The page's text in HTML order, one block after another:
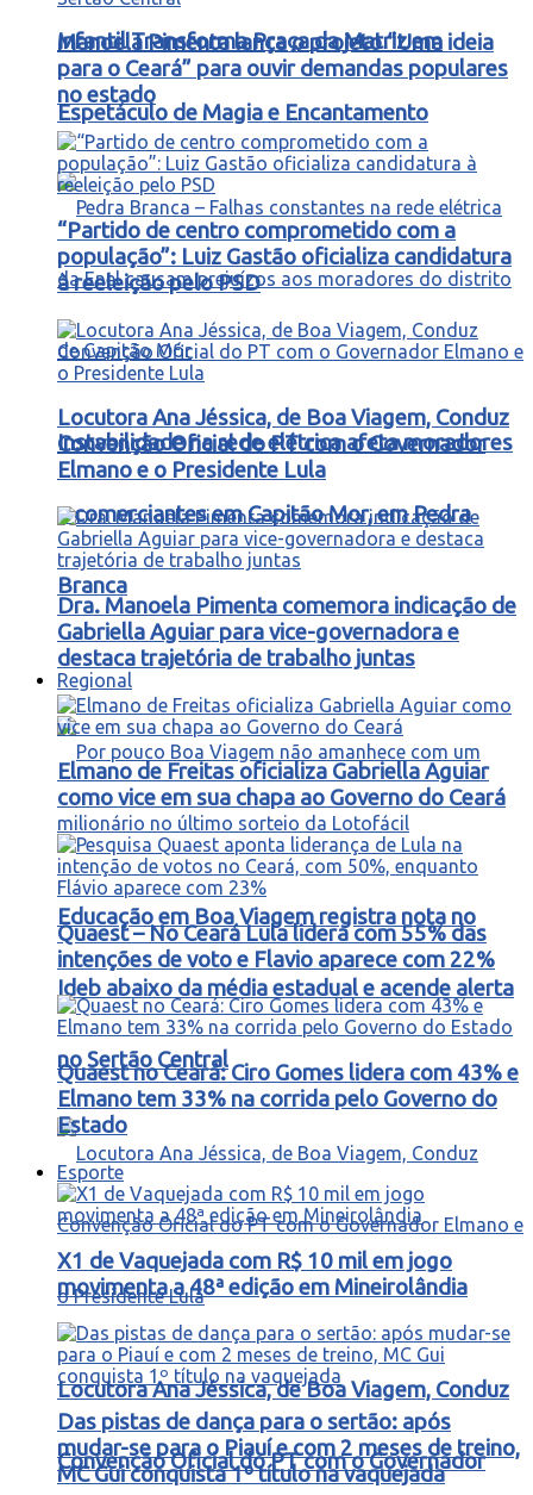
Infantil Transforma Praça da Matriz em
Espetáculo de Magia e Encantamento
Instabilidade na rede elétrica afeta moradores
e comerciantes em Capitão Mor, em Pedra
Branca
Regional
Educação em Boa Viagem registra nota no
Ideb abaixo da média estadual e acende alerta
no Sertão Central
Locutora Ana Jéssica, de Boa Viagem, Conduz
Convenção Oficial do PT com o Governador
Manoela Pimenta lança o projeto “Uma ideia
para o Ceará” para ouvir demandas populares
no estado
“Partido de centro comprometido com a
população”: Luiz Gastão oficializa candidatura
à reeleição pelo PSD
Locutora Ana Jéssica, de Boa Viagem, Conduz
Convenção Oficial do PT com o Governador
Elmano e o Presidente Lula
Dra. Manoela Pimenta comemora indicação de
Gabriella Aguiar para vice-governadora e
destaca trajetória de trabalho juntas
Elmano de Freitas oficializa Gabriella Aguiar
como vice em sua chapa ao Governo do Ceará
Quaest – No Ceará Lula lidera com 55% das
intenções de voto e Flavio aparece com 22%
Quaest no Ceará: Ciro Gomes lidera com 43% e
Elmano tem 33% na corrida pelo Governo do
Estado
Esporte
X1 de Vaquejada com R$ 10 mil em jogo
movimenta a 48ª edição em Mineirolândia
Das pistas de dança para o sertão: após
mudar-se para o Piauí e com 2 meses de treino,
MC Gui conquista 1º título na vaquejada